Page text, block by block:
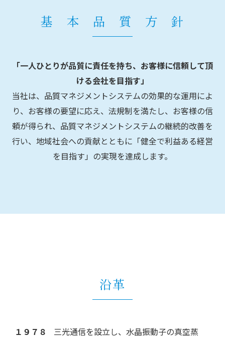
基 本 品 質 方 針
「一人ひとりが品質に責任を持ち、お客様に信頼して頂
ける会社を目指す」
当社は、品質マネジメントシステムの効果的な運用によ
り、お客様の要望に応え、法規制を満たし、お客様の信
頼が得られ、品質マネジメントシステムの継続的改善を
行い、地域社会への貢献とともに「健全で利益ある経営
を目指す」の実現を達成します。
沿革
１９７８
三光通信を設立し、水晶振動子の真空蒸